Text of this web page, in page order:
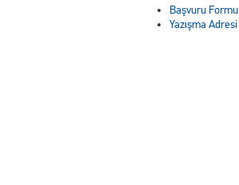
Başvuru Formu
Yazışma Adresi